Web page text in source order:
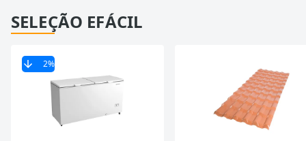
SELEÇÃO EFÁCIL
2%